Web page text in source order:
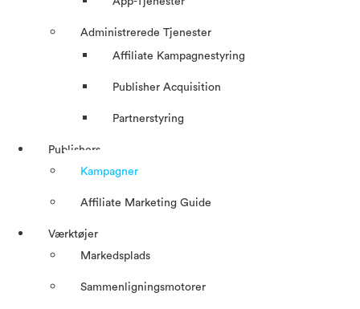
Administrerede Tjenester
Affiliate Kampagnestyring
Publisher Acquisition
Partnerstyring
Publishers
Kampagner
Affiliate Marketing Guide
Værktøjer
Markedsplads
Sammenligningsmotorer